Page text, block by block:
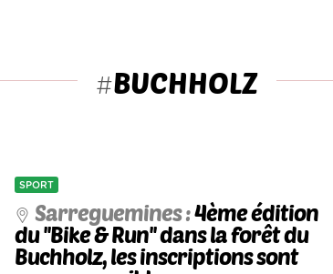
#BUCHHOLZ
SPORT
Sarreguemines :4ème édition
du ''Bike & Run'' dans la forêt du
Buchholz, les inscriptions sont